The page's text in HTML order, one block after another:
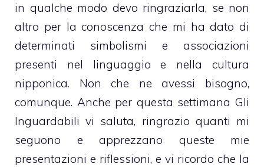
in qualche modo devo ringraziarla, se non
altro per la conoscenza che mi ha dato di
determinati simbolismi e associazioni
presenti nel linguaggio e nella cultura
nipponica. Non che ne avessi bisogno,
comunque. Anche per questa settimana Gli
Inguardabili vi saluta, ringrazio quanti mi
seguono e apprezzano queste mie
presentazioni e riflessioni, e vi ricordo che la